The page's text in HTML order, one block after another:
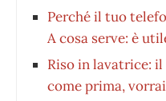
Perché il tuo
A cosa serve: è
Riso in lavatrice:
come prima,